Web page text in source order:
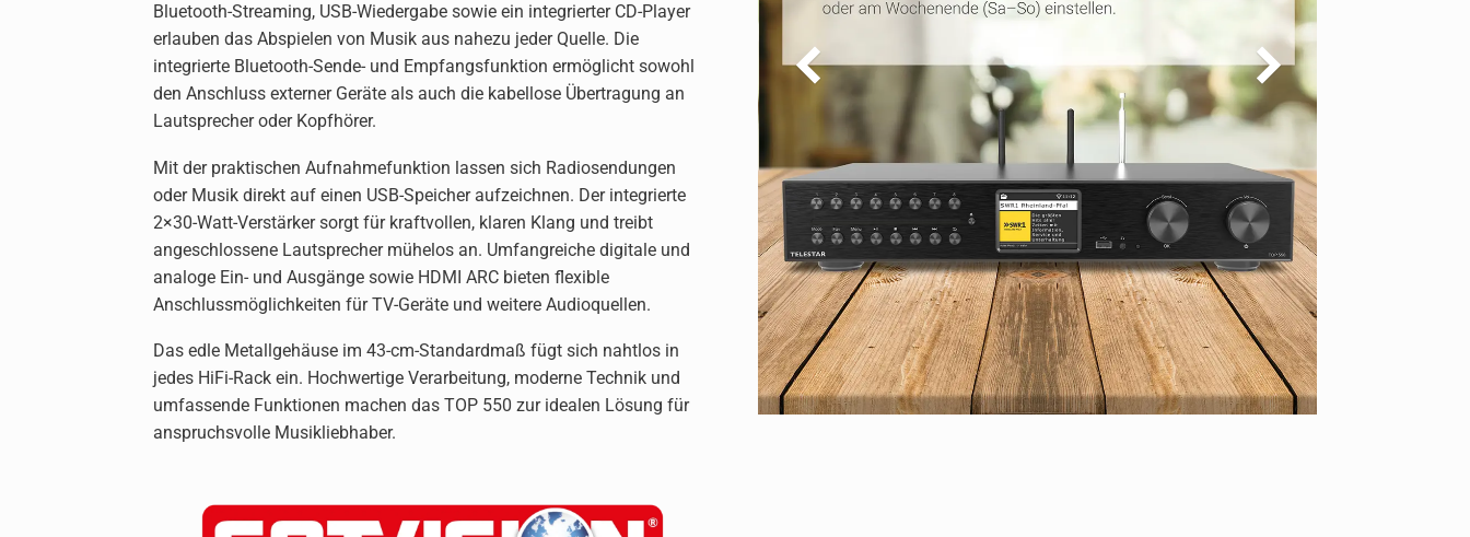
Bluetooth-Streaming, USB-Wiedergabe sowie ein integrierter CD-Player
erlauben das Abspielen von Musik aus nahezu jeder Quelle. Die
integrierte Bluetooth-Sende- und Empfangsfunktion ermöglicht sowohl
den Anschluss externer Geräte als auch die kabellose Übertragung an
Lautsprecher oder Kopfhörer.
Mit der praktischen Aufnahmefunktion lassen sich Radiosendungen
oder Musik direkt auf einen USB-Speicher aufzeichnen. Der integrierte
2×30-Watt-Verstärker sorgt für kraftvollen, klaren Klang und treibt
angeschlossene Lautsprecher mühelos an. Umfangreiche digitale und
analoge Ein- und Ausgänge sowie HDMI ARC bieten flexible
Anschlussmöglichkeiten für TV-Geräte und weitere Audioquellen.
Das edle Metallgehäuse im 43-cm-Standardmaß fügt sich nahtlos in
jedes HiFi-Rack ein. Hochwertige Verarbeitung, moderne Technik und
umfassende Funktionen machen das TOP 550 zur idealen Lösung für
anspruchsvolle Musikliebhaber.